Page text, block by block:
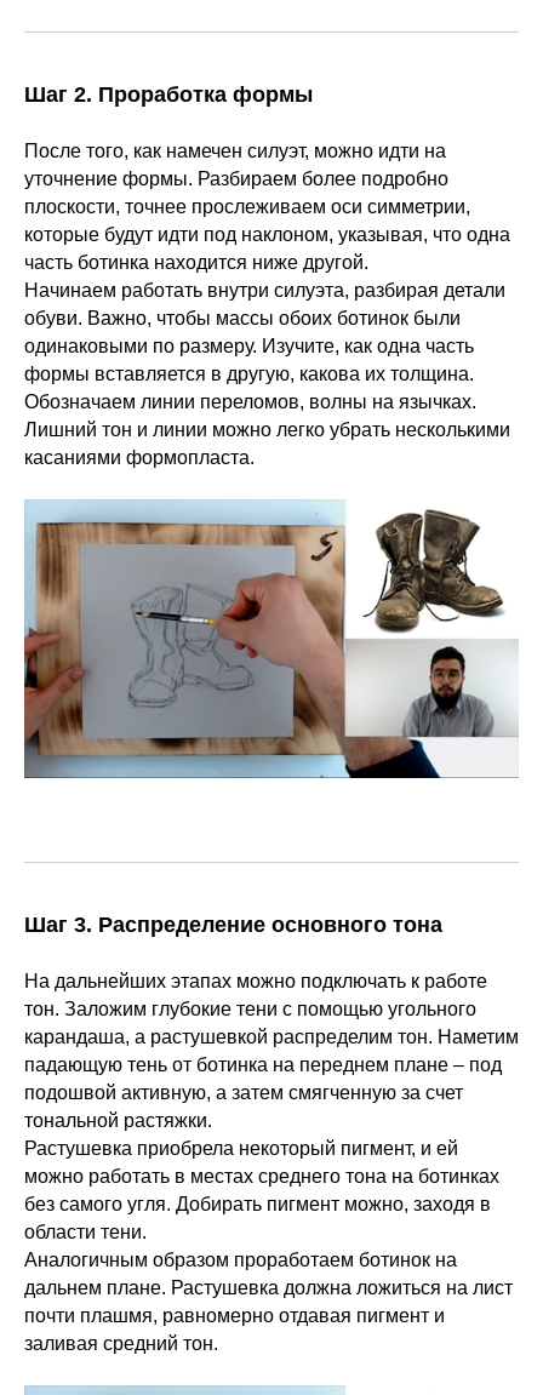
Шаг 2. Проработка формы
После того, как намечен силуэт, можно идти на
уточнение формы. Разбираем более подробно
плоскости, точнее прослеживаем оси симметрии,
которые будут идти под наклоном, указывая, что одна
часть ботинка находится ниже другой.
Начинаем работать внутри силуэта, разбирая детали
обуви. Важно, чтобы массы обоих ботинок были
одинаковыми по размеру. Изучите, как одна часть
формы вставляется в другую, какова их толщина.
Обозначаем линии переломов, волны на язычках.
Лишний тон и линии можно легко убрать несколькими
касаниями формопласта.
Шаг 3. Распределение основного тона
На дальнейших этапах можно подключать к работе
тон. Заложим глубокие тени с помощью угольного
карандаша, а растушевкой распределим тон. Наметим
падающую тень от ботинка на переднем плане – под
подошвой активную, а затем смягченную за счет
тональной растяжки.
Растушевка приобрела некоторый пигмент, и ей
можно работать в местах среднего тона на ботинках
без самого угля. Добирать пигмент можно, заходя в
области тени.
Аналогичным образом проработаем ботинок на
дальнем плане. Растушевка должна ложиться на лист
почти плашмя, равномерно отдавая пигмент и
заливая средний тон.